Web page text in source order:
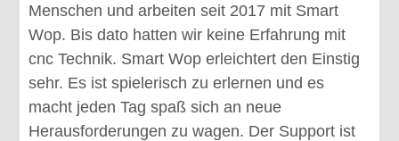
Menschen und arbeiten seit 2017 mit Smart
Wop. Bis dato hatten wir keine Erfahrung mit
cnc Technik. Smart Wop erleichtert den Einstig
sehr. Es ist spielerisch zu erlernen und es
macht jeden Tag spaß sich an neue
Herausforderungen zu wagen. Der Support ist